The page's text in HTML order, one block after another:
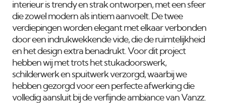
interieur is trendy en strak ontworpen, met een sfeer
die zowel modern als intiem aanvoelt. De twee
verdiepingen worden elegant met elkaar verbonden
door een indrukwekkende vide, die de ruimtelijkheid
en het design extra benadrukt. Voor dit project
hebben wij met trots het stukadoorswerk,
schilderwerk en spuitwerk verzorgd, waarbij we
hebben gezorgd voor een perfecte afwerking die
volledig aansluit bij de verfijnde ambiance van Vanzz.